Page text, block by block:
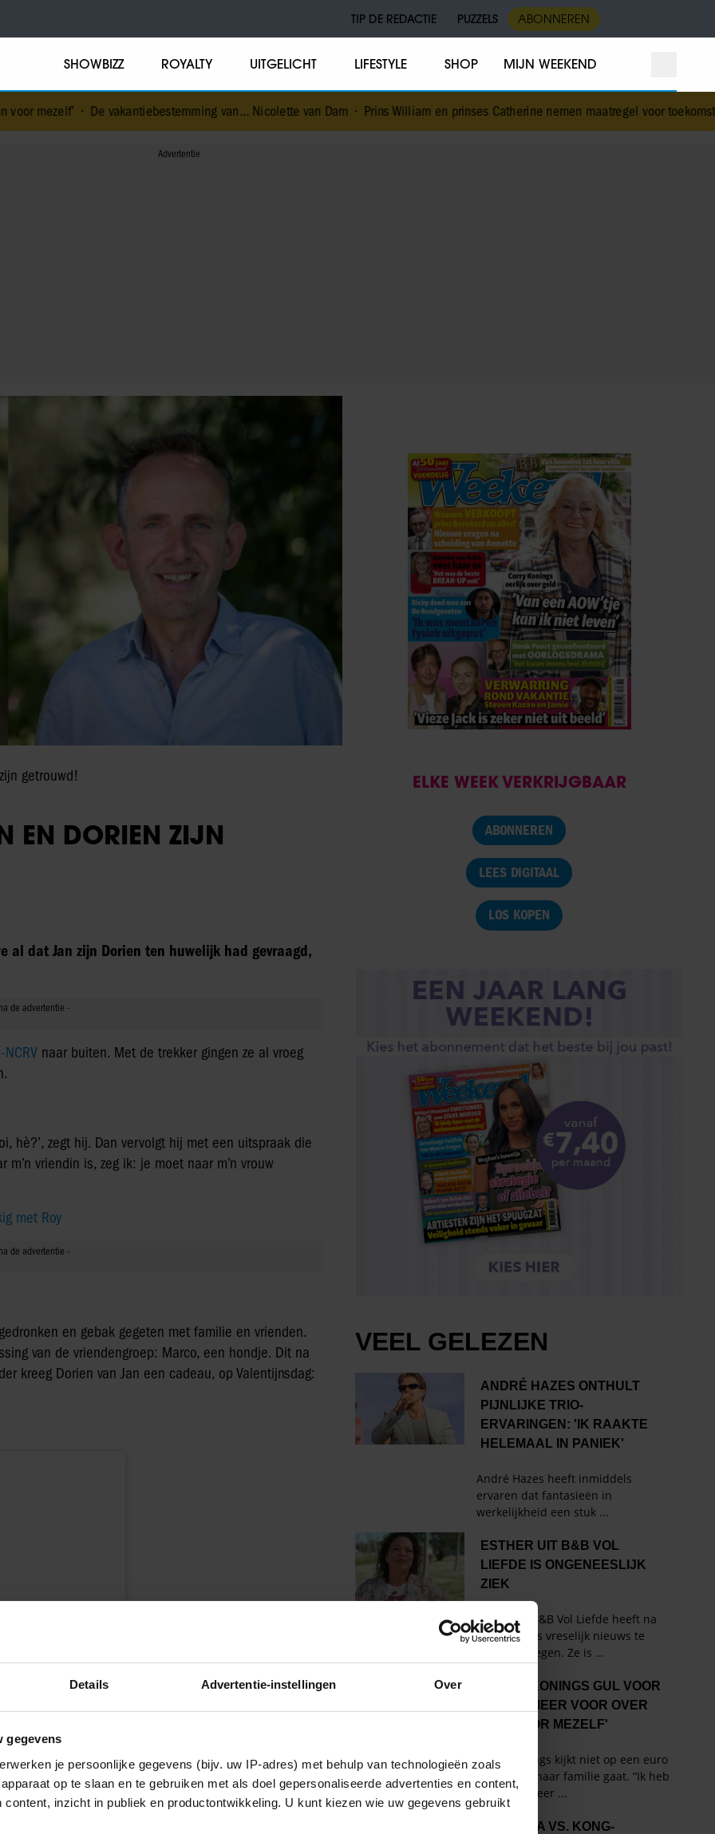
Details Advertentie-instellingen Over
gegevens
je persoonlijke gegevens (bijv. uw IP-adres) met behulp van technologieën zoals
op te slaan en te gebruiken met als doel gepersonaliseerde advertenties en content,
content, inzicht in publiek en productontwikkeling. U kunt kiezen wie uw gegevens gebruikt
TIP DE REDACTIE PUZZELS ABONNEREN
SHOWBIZZ ROYALTY UITGELICHT LIFESTYLE SHOP MIJN WEEKEND
vakantiebestemming van… Nicolette van Dam•Prins William en prinses Catherine nemen maatregel voor toekomstig liefdesleven
getrouwd!
EN DORIEN ZIJN
al dat Jan zijn Dorien ten huwelijk had gevraagd,
NCRV naar buiten. Met de trekker gingen ze al vroeg
hè?’, zegt hij. Dan vervolgt hij met een uitspraak die
vriendin is, zeg ik: je moet naar m’n vrouw
met Roy
en gebak gegeten met familie en vrienden.
van de vriendengroep: Marco, een hondje. Dit na
kreeg Dorien van Jan een cadeau, op Valentijnsdag:
ELKE WEEK VERKRIJGBAAR
ABONNEREN
LEES DIGITAAL
LOS KOPEN